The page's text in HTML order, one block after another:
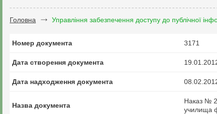
Головна Управління забезпечення доступу до публічної
Номер документа 3171
Дата створення документа
Дата надходження документа
Назва документа
Наказ №
училища